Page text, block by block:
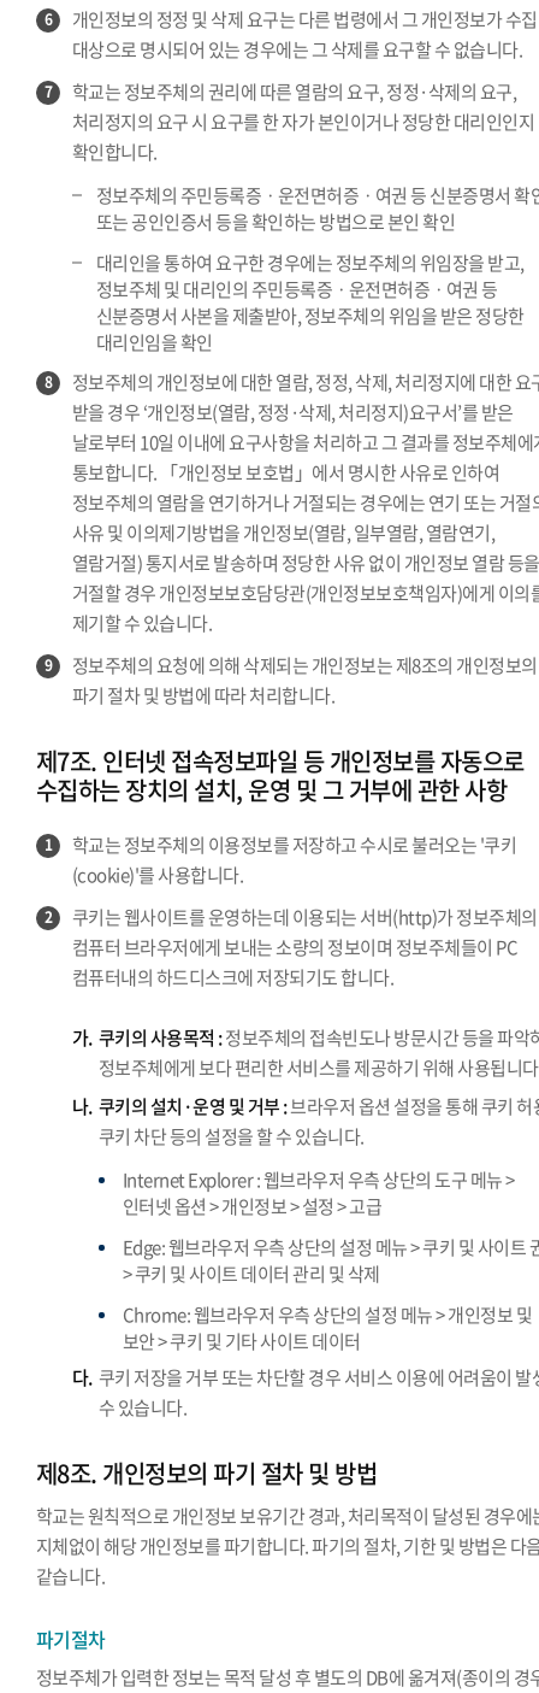
6
개인정보의 정정 및 삭제 요구는 다른 법령에서 그 개인정보가 수집
대상으로 명시되어 있는 경우에는 그 삭제를 요구할 수 없습니다.
7
학교는 정보주체의 권리에 따른 열람의 요구, 정정·삭제의 요구,
처리정지의 요구 시 요구를 한 자가 본인이거나 정당한 대리인인지
확인합니다.
정보주체의 주민등록증ㆍ운전면허증ㆍ여권 등 신분증명서 확
또는 공인인증서 등을 확인하는 방법으로 본인 확인
대리인을 통하여 요구한 경우에는 정보주체의 위임장을 받고,
정보주체 및 대리인의 주민등록증ㆍ운전면허증ㆍ여권 등
신분증명서 사본을 제출받아, 정보주체의 위임을 받은 정당한
대리인임을 확인
8
정보주체의 개인정보에 대한 열람, 정정, 삭제, 처리정지에 대한 요
받을 경우 ‘개인정보(열람, 정정·삭제, 처리정지)요구서’를 받은
날로부터 10일 이내에 요구사항을 처리하고 그 결과를 정보주체에
통보합니다. 「개인정보 보호법」에서 명시한 사유로 인하여
정보주체의 열람을 연기하거나 거절되는 경우에는 연기 또는 거절
사유 및 이의제기방법을 개인정보(열람, 일부열람, 열람연기,
열람거절) 통지서로 발송하며 정당한 사유 없이 개인정보 열람 등을
거절할 경우 개인정보보호담당관(개인정보보호책임자)에게 이의
제기할 수 있습니다.
9
정보주체의 요청에 의해 삭제되는 개인정보는 제8조의 개인정보의
파기 절차 및 방법에 따라 처리합니다.
제7조. 인터넷 접속정보파일 등 개인정보를 자동으로
수집하는 장치의 설치, 운영 및 그 거부에 관한 사항
1
학교는 정보주체의 이용정보를 저장하고 수시로 불러오는 '쿠키
(cookie)'를 사용합니다.
2
쿠키는 웹사이트를 운영하는데 이용되는 서버(http)가 정보주체의
컴퓨터 브라우저에게 보내는 소량의 정보이며 정보주체들이 PC
컴퓨터내의 하드디스크에 저장되기도 합니다.
가. 쿠키의 사용목적 :정보주체의 접속빈도나 방문시간 등을 파악
정보주체에게 보다 편리한 서비스를 제공하기 위해 사용됩니
나. 쿠키의 설치·운영 및 거부 :브라우저 옵션 설정을 통해 쿠키 허
쿠키 차단 등의 설정을 할 수 있습니다.
Internet Explorer : 웹브라우저 우측 상단의 도구 메뉴 >
인터넷 옵션 > 개인정보 > 설정 > 고급
Edge: 웹브라우저 우측 상단의 설정 메뉴 > 쿠키 및 사이트
> 쿠키 및 사이트 데이터 관리 및 삭제
Chrome: 웹브라우저 우측 상단의 설정 메뉴 > 개인정보 및
보안 > 쿠키 및 기타 사이트 데이터
다. 쿠키 저장을 거부 또는 차단할 경우 서비스 이용에 어려움이 발
수 있습니다.
제8조. 개인정보의 파기 절차 및 방법
학교는 원칙적으로 개인정보 보유기간 경과, 처리목적이 달성된 경우에
지체없이 해당 개인정보를 파기합니다. 파기의 절차, 기한 및 방법은 다
같습니다.
파기절차
정보주체가 입력한 정보는 목적 달성 후 별도의 DB에 옮겨져(종이의 경